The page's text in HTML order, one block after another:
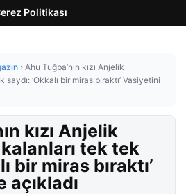
Politikası
› Ahu Tuğba’nın kızı Anjelik
‘Okkalı bir miras bıraktı’ Vasiyetini
kızı Anjelik
tek tek
bir miras bıraktı’